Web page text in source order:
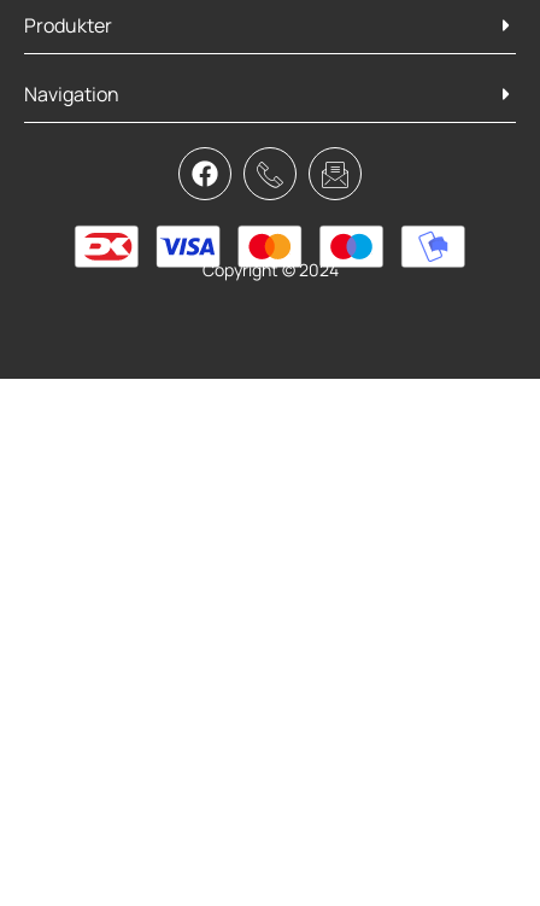
Produkter
Navigation
Copyright © 2024